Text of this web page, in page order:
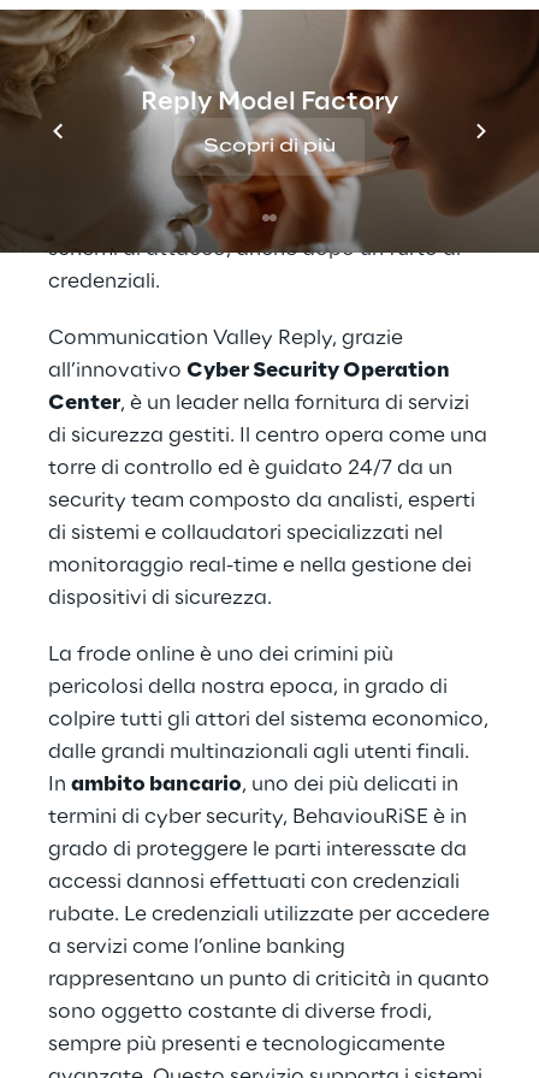
Reply Model Factory
Scopri di più
di login con credenziali rubate su un sistema
protetto, la soluzione è in grado di
individuare l’attività fraudolenta attivando
un allarme per ogni accesso inappropriato
rilevato. Incorporando tecnologie di
machine learning, la soluzione lavora per
ridurre le frodi identificando e bloccando gli
schemi di attacco, anche dopo un furto di
credenziali.
Communication Valley Reply, grazie
all’innovativo Cyber Security Operation
Center, è un leader nella fornitura di servizi
di sicurezza gestiti. Il centro opera come una
torre di controllo ed è guidato 24/7 da un
security team composto da analisti, esperti
di sistemi e collaudatori specializzati nel
monitoraggio real-time e nella gestione dei
dispositivi di sicurezza.
La frode online è uno dei crimini più
pericolosi della nostra epoca, in grado di
colpire tutti gli attori del sistema economico,
dalle grandi multinazionali agli utenti finali.
In ambito bancario, uno dei più delicati in
termini di cyber security, BehaviouRiSE è in
grado di proteggere le parti interessate da
accessi dannosi effettuati con credenziali
rubate. Le credenziali utilizzate per accedere
a servizi come l’online banking
rappresentano un punto di criticità in quanto
sono oggetto costante di diverse frodi,
sempre più presenti e tecnologicamente